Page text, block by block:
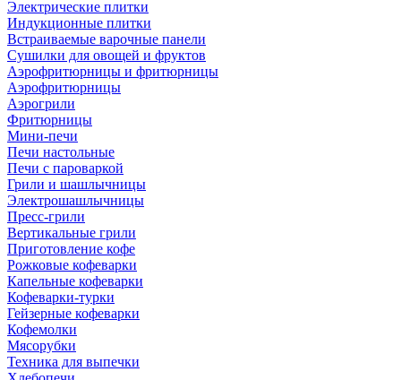
Электрические плитки
Индукционные плитки
Встраиваемые варочные панели
Сушилки для овощей и фруктов
Аэрофритюрницы и фритюрницы
Аэрофритюрницы
Аэрогрили
Фритюрницы
Мини-печи
Печи настольные
Печи с пароваркой
Грили и шашлычницы
Электрошашлычницы
Пресс-грили
Вертикальные грили
Приготовление кофе
Рожковые кофеварки
Капельные кофеварки
Кофеварки-турки
Гейзерные кофеварки
Кофемолки
Мясорубки
Техника для выпечки